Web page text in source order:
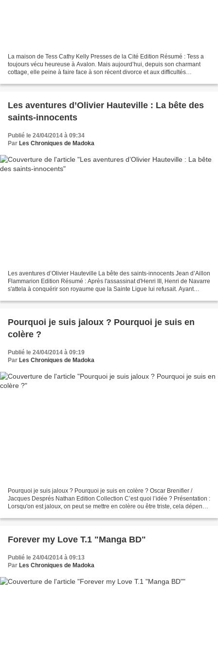
La maison de Tess Cathy Kelly Presses de la Cité Edition Résumé : Tess a
toujours vécu heureuse à Avalon. Mais aujourd’hui, depuis son charmant
cottage, elle peine à faire face à son récent divorce et aux difficultés
Les aventures d’Olivier Hauteville : La bête des
saints-innocents
Publié le 24/04/2014 à 09:34
Par Les Chroniques de Madoka
Les aventures d’Olivier Hauteville La bête des saints-innocents Jean d’Aillon
Flammarion Edition Résumé : Après l'assassinat d'Henri III, Henri de Navarre
s'attela à conquérir son royaume que la Sainte Ligue lui refusait. Ayant
Pourquoi je suis jaloux ? Pourquoi je suis en
colère ?
Publié le 24/04/2014 à 09:19
Par Les Chroniques de Madoka
Pourquoi je suis jaloux ? Pourquoi je suis en colère ? Oscar Brenifier /
Jacques Després Nathan Edition Collection C’est quoi l’idée ? Présentation :
Lorsqu'on est jaloux, on peut se mettre en colère ou être triste, cela dépend.
Forever my Love T.1 "Manga BD"
Publié le 24/04/2014 à 09:13
Par Les Chroniques de Madoka